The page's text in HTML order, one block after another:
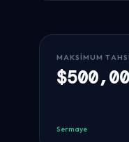
MAKSIMUM
Sermaye